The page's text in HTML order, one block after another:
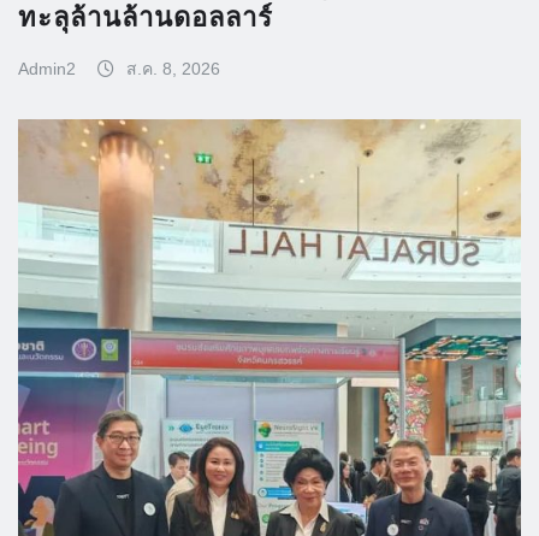
ทะลุล้านล้านดอลลาร์
Admin2 ส.ค. 8, 2026